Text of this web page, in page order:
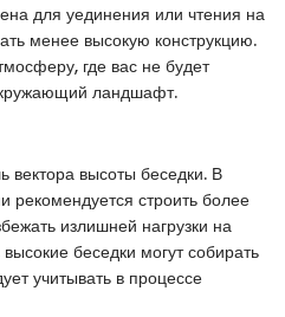
для уединения или чтения на
менее высокую конструкцию.
где вас не будет
ландшафт.
вектора высоты беседки. В
рекомендуется строить более
излишней нагрузки на
беседки могут собирать
учитывать в процессе